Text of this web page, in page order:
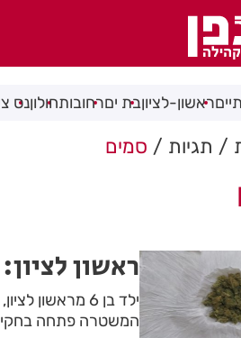
ראשון-לציוןבת יםרחובותחולוןנס
תגיות סמים
ראשון לציון: בן 6 אושפז עם חשד
ילד בן 6
המשטרה פתחה